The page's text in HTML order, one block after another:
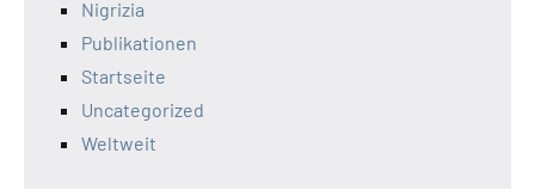
Nigrizia
Publikationen
Startseite
Uncategorized
Weltweit